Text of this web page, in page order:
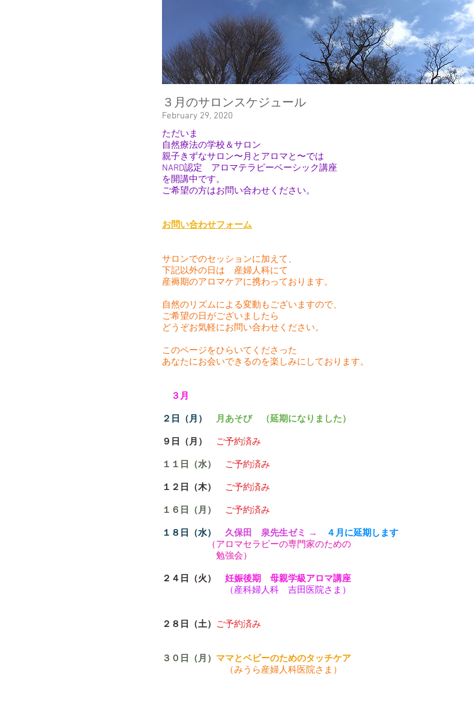
３月のサロンスケジュール
February 29, 2020
ただいま
自然療法の学校＆サロン
親子きずなサロン〜月とアロマと〜では
NARD認定 アロマテラピーベーシック講座
を開講中です。
ご希望の方はお問い合わせください。
お問い合わせフォーム
サロンでのセッションに加えて、
​下記以外の日は 産婦人科にて
産褥期のアロマケアに携わっております。
自然のリズムによる変動もございますので、
ご希望の日がございましたら
どうぞお気軽にお問い合わせください。
このページをひらいてくださった
あなたにお会いできるのを楽しみにしております。
​３月
２日（月） 月あそび （延期になりました）
９日（月） ご予約済み
１１日（水） ご予約済み
１２日（木） ご予約済み
１６日（月） ご予約済み
１８日（水） 久保田 泉先生ゼミ →
４月に延期します
（アロマセラピーの専門家のための
勉強会）
２４日（火） 妊娠後期 母親学級アロマ講座
（産科婦人科 吉田医院さま）
２８日（土） ご予約済み
３０日（月） ママとベビーのためのタッチケア
（みうら産婦人科医院さま）